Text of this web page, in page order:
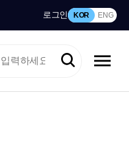
로그인 KOR ENG